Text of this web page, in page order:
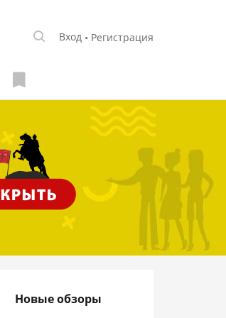
Вход Регистрация
Новые обзоры